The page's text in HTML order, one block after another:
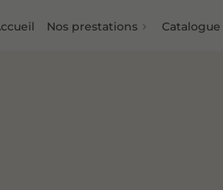
Nos prestations Catalogue